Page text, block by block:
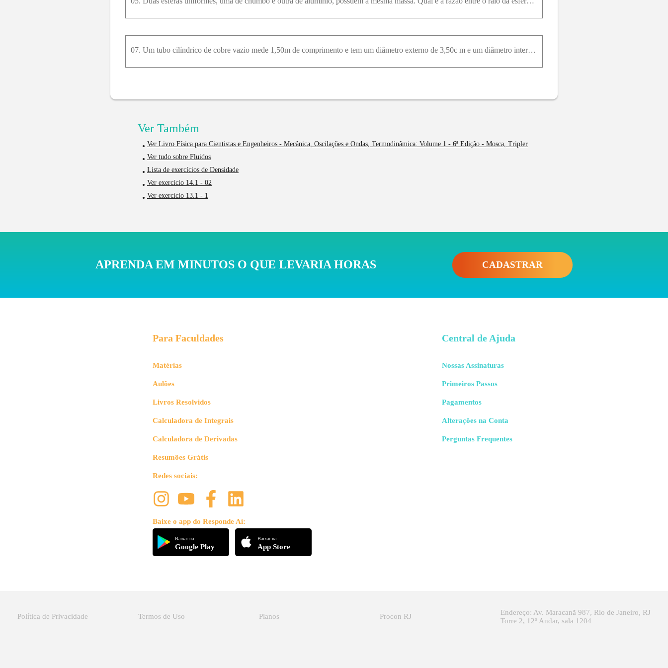
07. Um tubo cilíndrico de cobre vazio mede 1,50m de comprimento e tem um diâmetro externo de 3,50c m e um diâmetro interno de 2,50c m . Quanto pesa esse tubo?
Ver Também
Ver Livro Física para Cientistas e Engenheiros - Mecânica, Oscilações e Ondas, Termodinâmica: Volume 1 - 6ª Edição - Mosca, Tripler
Ver tudo sobre Fluidos
Lista de exercícios de Densidade
Ver exercício 14.1 - 02
Ver exercício 13.1 - 1
APRENDA EM MINUTOS O QUE LEVARIA HORAS CADASTRAR
Para Faculdades
Matérias
Aulões
Livros Resolvidos
Calculadora de Integrais
Calculadora de Derivadas
Resumões Grátis
Redes sociais:
Baixe o app do Responde Aí:
Baixar na
Google Play
Baixar na
App Store
Central de Ajuda
Nossas Assinaturas
Primeiros Passos
Pagamentos
Alterações na Conta
Perguntas Frequentes
Política de Privacidade Termos de Uso Planos Procon RJ
Endereço: Av. Maracanã 987, Rio de Janeiro, RJ
Torre 2, 12º Andar, sala 1204